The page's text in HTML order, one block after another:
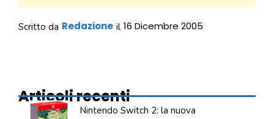
Scritto da Redazione il 16 Dicembre 2005
Articoli recenti
Nintendo Switch 2: la nuova